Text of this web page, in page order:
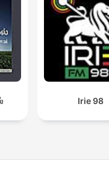
Irie 98